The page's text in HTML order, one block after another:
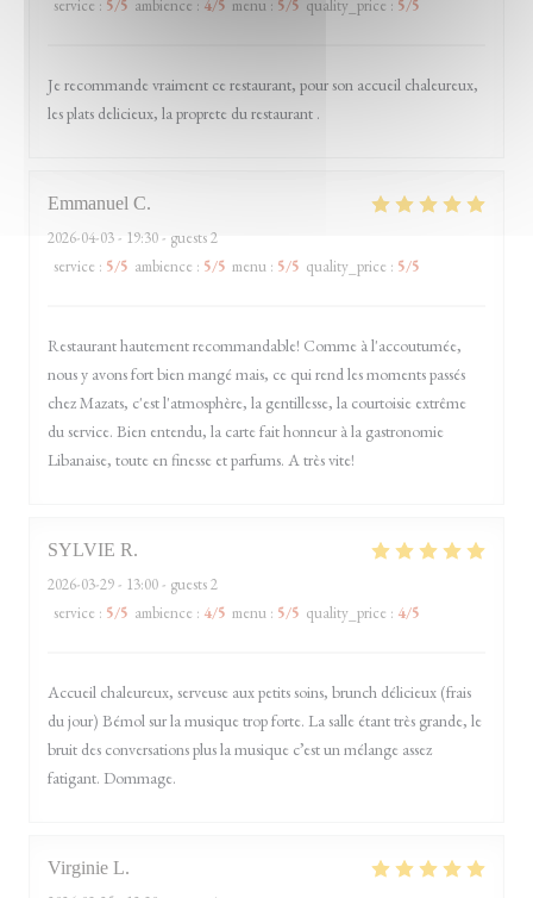
service : 5/5 ambience : 4/5 menu : 5/5 quality_price : 5/5
Je recommande vraiment ce restaurant, pour son accueil chaleureux,
les plats delicieux, la proprete du restaurant .
Emmanuel C
2026-04-03- 19:30 - guests 2
service : 5/5 ambience : 5/5 menu : 5/5 quality_price : 5/5
Restaurant hautement recommandable! Comme à l'accoutumée,
nous y avons fort bien mangé mais, ce qui rend les moments passés
chez Mazats, c'est l'atmosphère, la gentillesse, la courtoisie extrême
du service. Bien entendu, la carte fait honneur à la gastronomie
Libanaise, toute en finesse et parfums. A très vite!
SYLVIE R
2026-03-29- 13:00 - guests 2
service : 5/5 ambience : 4/5 menu : 5/5 quality_price : 4/5
Accueil chaleureux, serveuse aux petits soins, brunch délicieux (frais
du jour) Bémol sur la musique trop forte. La salle étant très grande, le
bruit des conversations plus la musique c’est un mélange assez
fatigant. Dommage.
Virginie L